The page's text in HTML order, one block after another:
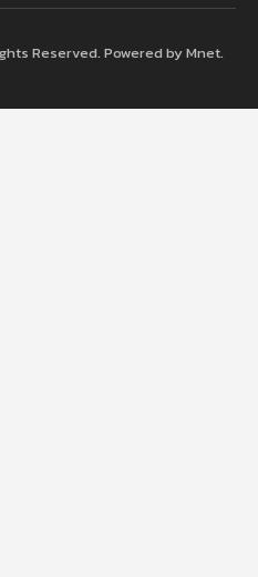
Reserved. Powered by Mnet.